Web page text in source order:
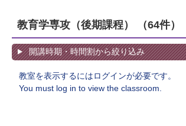
教育学専攻（後期課程） （64件）
開講時期・時間割から絞り込み
教室を表示するにはログインが必要です。
You must log in to view the classroom.